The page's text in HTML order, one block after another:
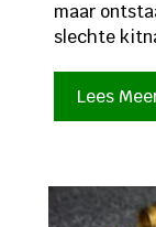
maar
slechte
Lees